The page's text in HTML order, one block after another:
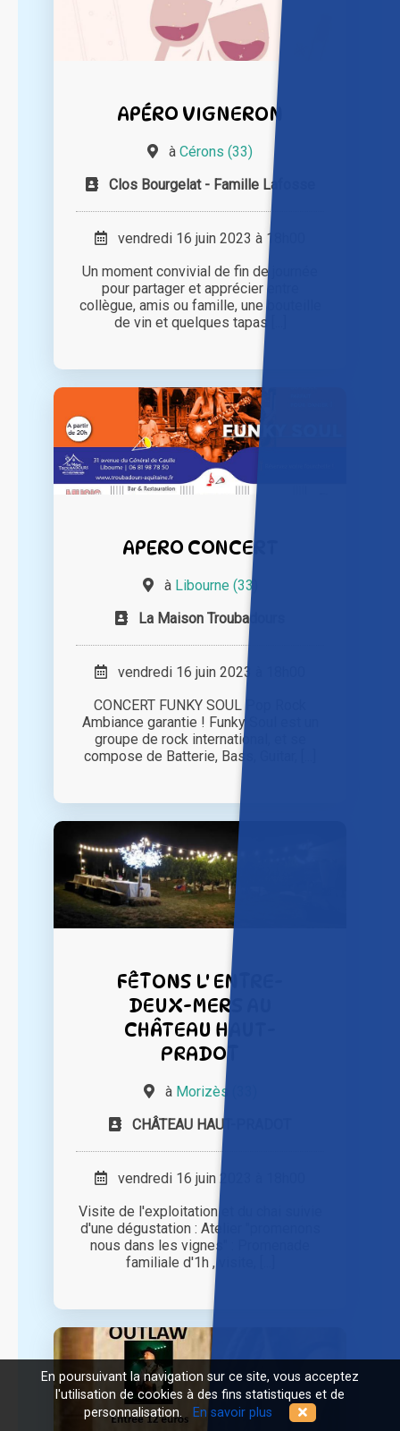
APÉRO VIGNERON
à Cérons (33)
Clos Bourgelat - Famille Lafosse
vendredi 16 juin 2023 à 18h00
Un moment convivial de fin de journée
pour partager et apprécier entre
collègue, amis ou famille, une bouteille
de vin et quelques tapas [...]
APERO CONCERT
à Libourne (33)
La Maison Troubadours
vendredi 16 juin 2023 à 18h00
CONCERT FUNKY SOUL Pop Rock
Ambiance garantie ! Funky Soul est un
groupe de rock international, et se
compose de Batterie, Bass, Guitar, [...]
FÊTONS L' ENTRE-
DEUX-MERS AU
CHÂTEAU HAUT-
PRADOT
à Morizès (33)
CHÂTEAU HAUT-PRADOT
vendredi 16 juin 2023 à 18h00
Visite de l'exploitation et du chai suivie
d'une dégustation : Atelier "promenons
nous dans les vignes" : Promenade
familiale d'1h , visite, [...]
En poursuivant la navigation sur ce site, vous acceptez
l'utilisation de cookies à des fins statistiques et de
personnalisation.
En savoir plus